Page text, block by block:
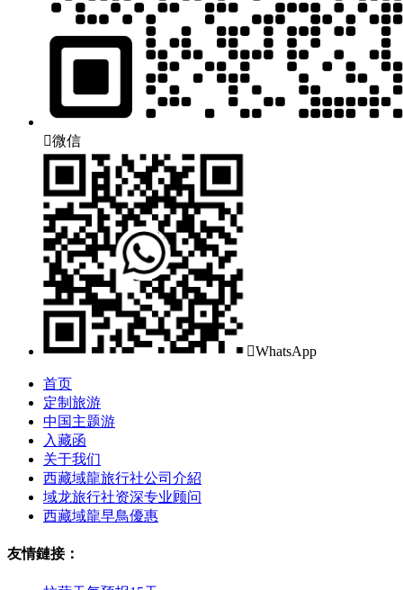
微信
WhatsApp
首页
定制旅游
中国主题游
入藏函
关于我们
西藏域龍旅行社公司介紹
域龙旅行社资深专业顾问
西藏域龍早鳥優惠
友情鏈接：